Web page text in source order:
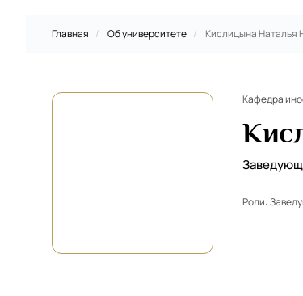
Главная / Об университете / Кислицына Наталья
Кафедра
Роли: